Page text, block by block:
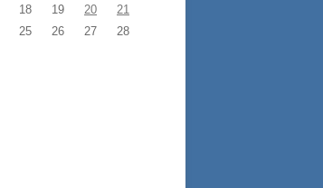
18 19 20
21
25 26 27
28